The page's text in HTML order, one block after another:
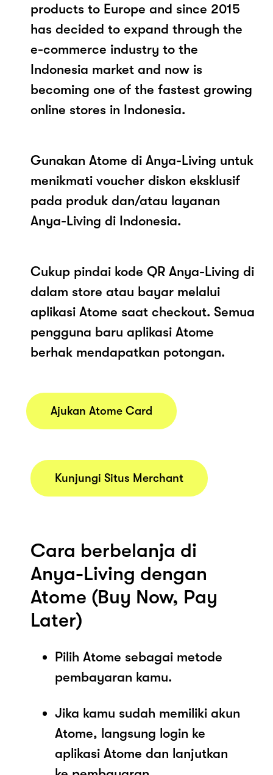
products to Europe and since 2015
has decided to expand through the
e-commerce industry to the
Indonesia market and now is
becoming one of the fastest growing
online stores in Indonesia.
Gunakan Atome di Anya-Living untuk
menikmati voucher diskon eksklusif
pada produk dan/atau layanan
Anya-Living di Indonesia.
Cukup pindai kode QR Anya-Living di
dalam store atau bayar melalui
aplikasi Atome saat checkout. Semua
pengguna baru aplikasi Atome
berhak mendapatkan potongan.
Ajukan Atome Card
Kunjungi Situs Merchant
Cara berbelanja di
Anya-Living dengan
Atome (Buy Now, Pay
Later)
Pilih Atome sebagai metode
pembayaran kamu.
Jika kamu sudah memiliki akun
Atome, langsung login ke
aplikasi Atome dan lanjutkan